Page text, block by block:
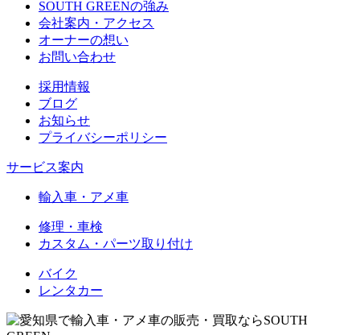
SOUTH GREENの強み
会社案内・アクセス
オーナーの想い
お問い合わせ
採用情報
ブログ
お知らせ
プライバシーポリシー
サービス案内
輸入車・アメ車
修理・車検
カスタム・パーツ取り付け
バイク
レンタカー